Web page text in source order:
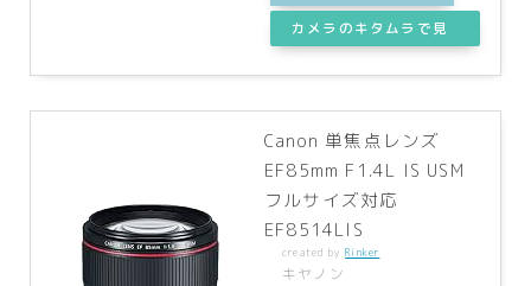
カメラのキタムラで見
Canon 単焦点レンズ
EF85mm F1.4L IS USM
フルサイズ対応
EF8514LIS
created byRinker
キヤノン